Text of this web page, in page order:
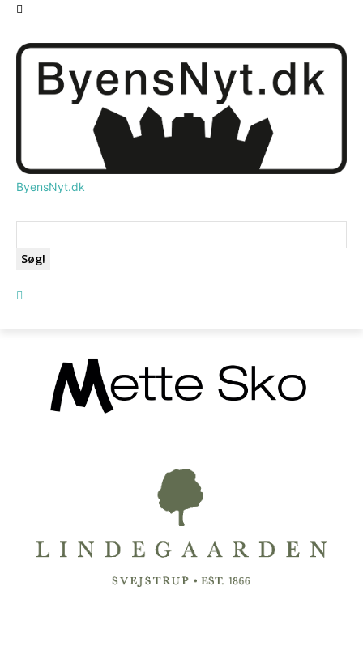
ByensNyt.dk
Søg!